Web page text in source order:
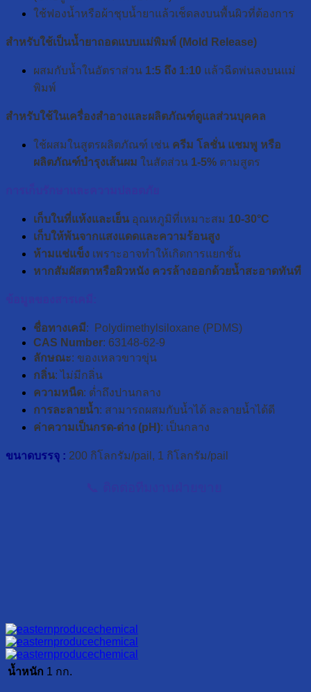
ใช้ฟองน้ำหรือผ้าชุบน้ำยาแล้วเช็ดลงบนพื้นผิวที่ต้องการ
สำหรับใช้เป็นน้ำยาถอดแบบแม่พิมพ์ (Mold Release)
ผสมกับน้ำในอัตราส่วน 1:5 ถึง 1:10 แล้วฉีดพ่นลงบนแม่
พิมพ์
สำหรับใช้ในเครื่องสำอางและผลิตภัณฑ์ดูแลส่วนบุคคล
ใช้ผสมในสูตรผลิตภัณฑ์ เช่น ครีม โลชั่น แชมพู หรือ
ผลิตภัณฑ์บำรุงเส้นผม ในสัดส่วน 1-5% ตามสูตร
เก็บในที่แห้งและเย็น อุณหภูมิที่เหมาะสม 10-30°C
เก็บให้พ้นจากแสงแดดและความร้อนสูง
ห้ามแช่แข็ง เพราะอาจทำให้เกิดการแยกชั้น
หากสัมผัสตาหรือผิวหนัง ควรล้างออกด้วยน้ำสะอาดทันที
ชื่อทางเคมี: Polydimethylsiloxane (PDMS)
CAS Number: 63148-62-9
ลักษณะ: ของเหลวขาวขุ่น
กลิ่น: ไม่มีกลิ่น
ความหนืด: ต่ำถึงปานกลาง
การละลายน้ำ: สามารถผสมกับน้ำได้ ละลายน้ำได้ดี
ค่าความเป็นกรด-ด่าง (pH): เป็นกลาง
ขนาดบรรจุ : 200 กิโลกรัม/pail, 1 กิโลกรัม/pail
น้ำหนัก 1 กก.